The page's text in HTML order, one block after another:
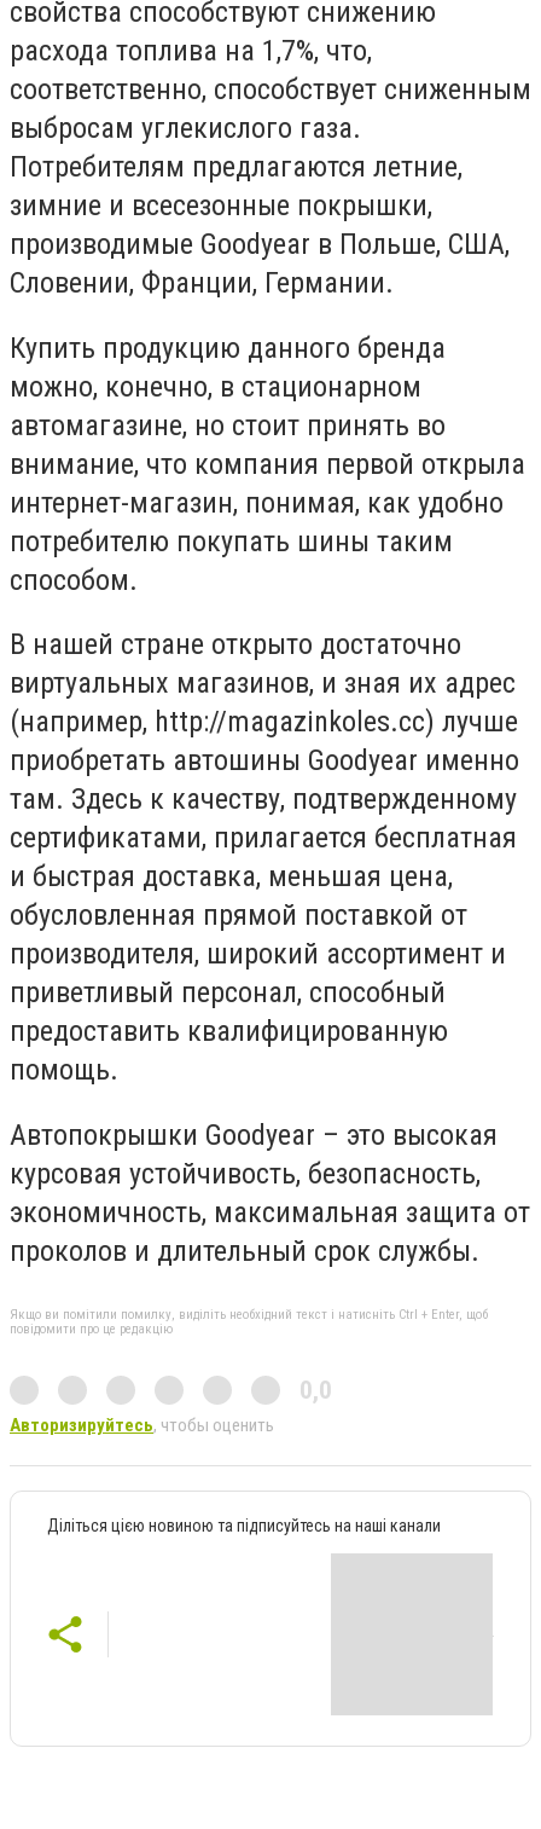
свойства способствуют снижению
расхода топлива на 1,7%, что,
соответственно, способствует сниженным
выбросам углекислого газа.
Потребителям предлагаются летние,
зимние и всесезонные покрышки,
производимые Goodyear в Польше, США,
Словении, Франции, Германии.
Купить продукцию данного бренда
можно, конечно, в стационарном
автомагазине, но стоит принять во
внимание, что компания первой открыла
интернет-магазин, понимая, как удобно
потребителю покупать шины таким
способом.
В нашей стране открыто достаточно
виртуальных магазинов, и зная их адрес
(например, http://magazinkoles.cc) лучше
приобретать автошины Goodyear именно
там. Здесь к качеству, подтвержденному
сертификатами, прилагается бесплатная
и быстрая доставка, меньшая цена,
обусловленная прямой поставкой от
производителя, широкий ассортимент и
приветливый персонал, способный
предоставить квалифицированную
помощь.
Автопокрышки Goodyear – это высокая
курсовая устойчивость, безопасность,
экономичность, максимальная защита от
проколов и длительный срок службы.
Якщо ви помітили помилку, виділіть необхідний текст і натисніть Ctrl + Enter, щоб
повідомити про це редакцію
0,0
Авторизируйтесь, чтобы оценить
Діліться цією новиною та підписуйтесь на наші канали